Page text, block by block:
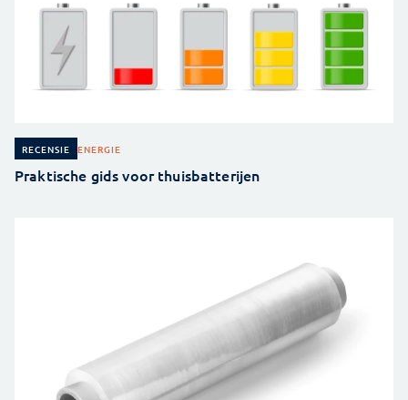
RECENSIE ENERGIE
Praktische gids voor thuisbatterijen